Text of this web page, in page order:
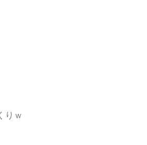
りｗ